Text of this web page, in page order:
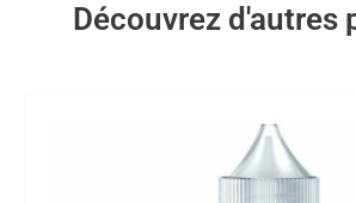
Découvrez d'autres